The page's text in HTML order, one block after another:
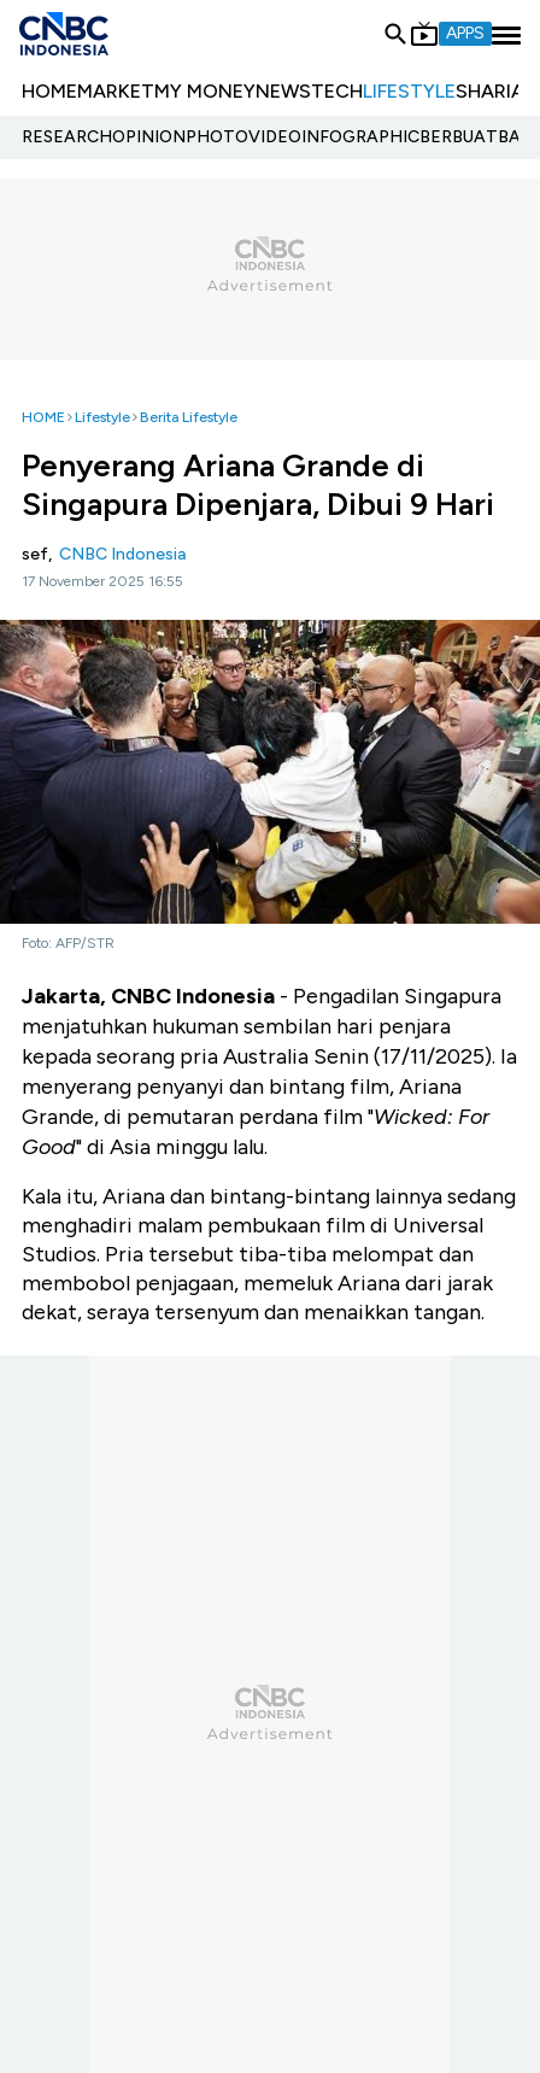
APPS
HOMEMARKETMY MONEYNEWSTECHLIFESTYLESHARIA
RESEARCHOPINIONPHOTOVIDEOINFOGRAPHIC
HOME Lifestyle Berita Lifestyle
Penyerang Ariana Grande di
Singapura Dipenjara, Dibui 9 Hari
sef, CNBC Indonesia
17 November 2025 16:55
Foto: AFP/STR
Jakarta, CNBC Indonesia - Pengadilan Singapura
menjatuhkan hukuman sembilan hari penjara
kepada seorang pria Australia Senin (17/11/2025). Ia
menyerang penyanyi dan bintang film, Ariana
Grande, di pemutaran perdana film "Wicked: For
Good" di Asia minggu lalu.
Kala itu, Ariana dan bintang-bintang lainnya sedang
menghadiri malam pembukaan film di Universal
Studios. Pria tersebut tiba-tiba melompat dan
membobol penjagaan, memeluk Ariana dari jarak
dekat, seraya tersenyum dan menaikkan tangan.